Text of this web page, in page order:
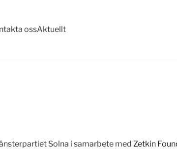
ossAktuellt
Solna i samarbete med Zetkin